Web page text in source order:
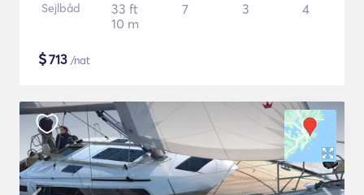
Sejlbåd
33 ft
10 m
7 3 4
$713 /nat